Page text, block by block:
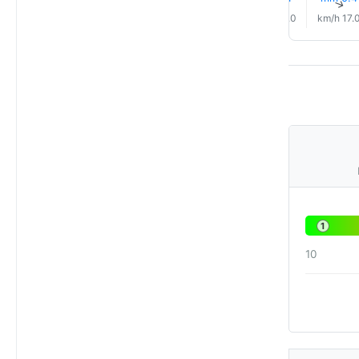
↑
17.0 km/h
18.0 km/h
1
10